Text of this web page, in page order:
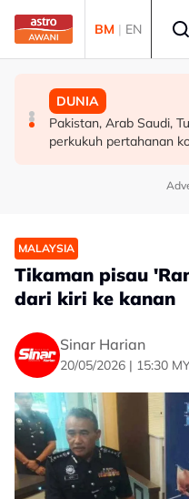
Skip to main content
BM | EN
DUNIA
Tamparan buat Trump,
pembinaan dewan
MALAYSIA
Ketua masyarakat
kerajaan pada rakyat -
DUNIA
Pakistan, Arab Saudi,
perkukuh pertahanan
MALAYSIA
Tikaman pisau
dari kiri ke kanan
Sinar Harian
20/05/2026 | 15:30